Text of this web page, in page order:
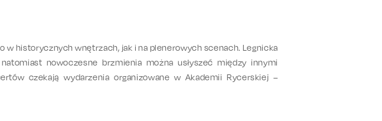
historycznych wnętrzach, jak i na plenerowych scenach. Legnicka
nowoczesne brzmienia można usłyszeć między innymi
czekają wydarzenia organizowane w Akademii Rycerskiej –